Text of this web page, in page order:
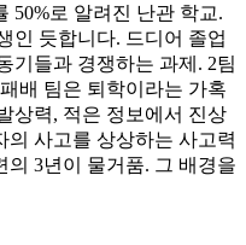
50%로 알려진 난관 학교.
인 듯합니다. 드디어 졸업
기들과 경쟁하는 과제. 2팀
배 팀은 퇴학이라는 가혹
상력, 적은 정보에서 진상
의 사고를 상상하는 사고력
3년이 물거품. 그 배경을